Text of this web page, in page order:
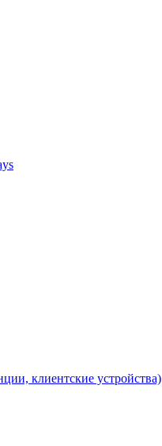
клиентские устройства)